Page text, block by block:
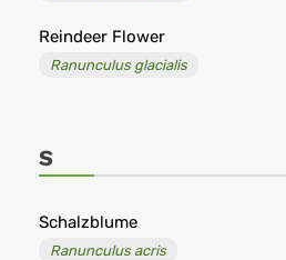
Reindeer Flower
Ranunculus glacialis
S
Schalzblume
Ranunculus acris